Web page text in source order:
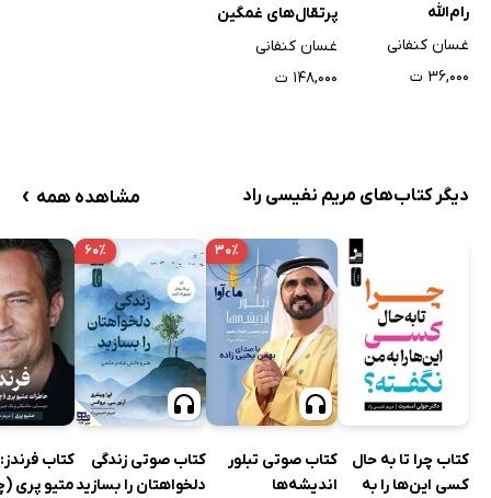
رام‌الله
غسان کنفانی
۳۶,۰۰۰ ت
پرتقال‌های غمگین
غسان کنفانی
۱۴۸,۰۰۰ ت
دیگر کتاب‌های مریم نفیسی راد مشاهده همه ›
کتاب چرا تا به حال
کسی این‌ها را به
۳۰٪
کتاب صوتی تبلور
اندیشه‌ها
۶۰٪
کتاب صوتی زندگی
دلخواهتان را بسازید
کتاب
متیو پری